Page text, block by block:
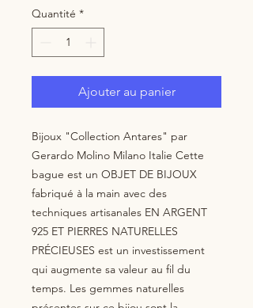
Quantité *
Ajouter au panier
Bijoux "Collection Antares" par
Gerardo Molino Milano Italie Cette
bague est un OBJET DE BIJOUX
fabriqué à la main avec des
techniques artisanales EN ARGENT
925 ET PIERRES NATURELLES
PRÉCIEUSES est un investissement
qui augmente sa valeur au fil du
temps. Les gemmes naturelles